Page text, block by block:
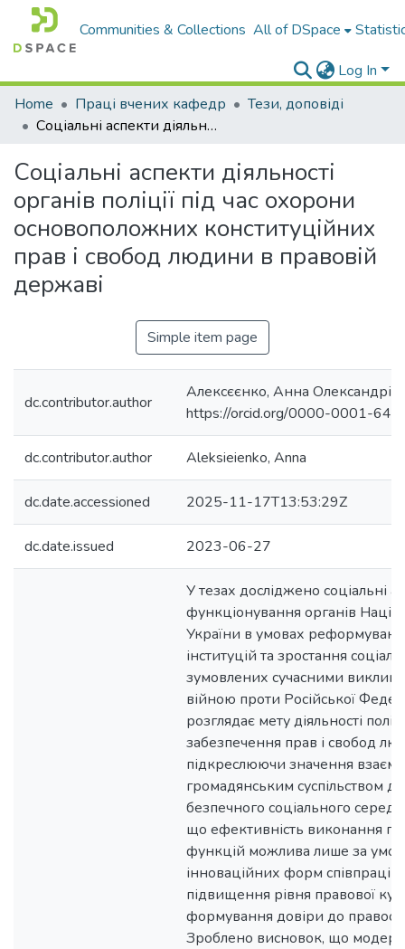
Communities & Collections All of DSpace
Log In
Home
Праці вчених кафедр
Тези, доповіді
Соціальні аспекти діяльності органів поліції під час охорони основоположних конституційних прав і свобод людини в правовій державі
Соціальні аспекти діяльності
органів поліції під час охорони
основоположних конституційних
прав і свобод людини в правовій
державі
Simple item page
dc.contributor.author
Алексєєнко, Анна
https://orcid.org/0000-0001-
dc.contributor.author Aleksieienko, Anna
dc.date.accessioned 2025-11-17T13:53:29Z
dc.date.issued 2023-06-27
У тезах досліджено соціальні
функціонування органів
України в умовах
інституцій та зростання
зумовлених сучасними
війною проти Російської
розглядає мету діяльності
забезпечення прав і свобод
підкреслюючи значення
громадянським суспільством
безпечного соціального
що ефективність виконання
функцій можлива лише за
інноваційних форм співпраці
підвищення рівня правової
формування довіри до
Зроблено висновок, що